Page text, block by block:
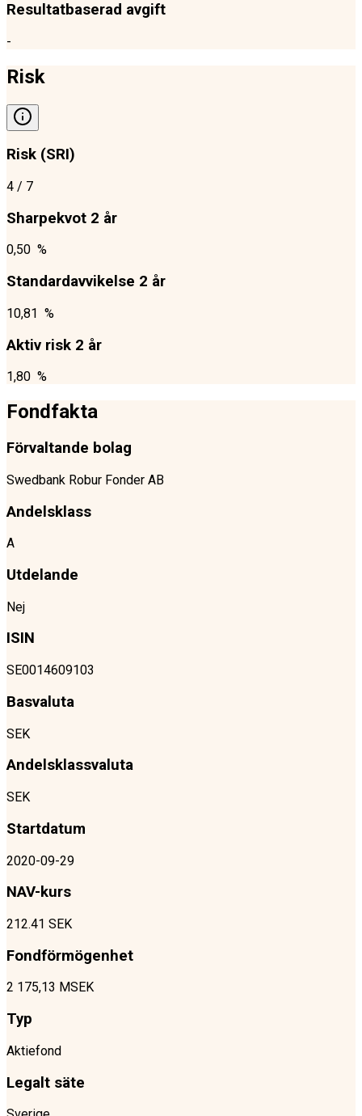
Resultatbaserad avgift
-
Risk
Risk (SRI)
4 / 7
Sharpekvot 2 år
0,50 %
Standardavvikelse 2 år
10,81 %
Aktiv risk 2 år
1,80 %
Fondfakta
Förvaltande bolag
Swedbank Robur Fonder AB
Andelsklass
A
Utdelande
Nej
ISIN
SE0014609103
Basvaluta
SEK
Andelsklassvaluta
SEK
Startdatum
2020-09-29
NAV-kurs
212.41 SEK
Fondförmögenhet
2 175,13 MSEK
Typ
Aktiefond
Legalt säte